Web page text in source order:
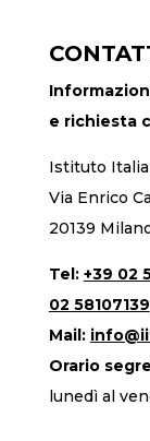
e richiesta
Istituto
Via Enrico
20139
Tel: +39 02
02 58107139
Mail:
Orario
lunedì al